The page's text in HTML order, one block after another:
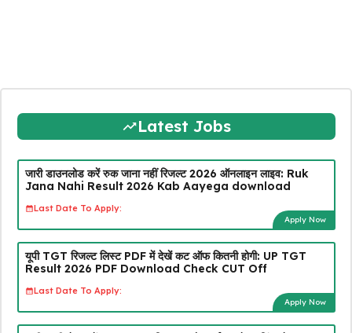
Latest Jobs
जारी डाउनलोड करें रुक जाना नहीं रिजल्ट 2026 ऑनलाइन लाइव: Ruk
Jana Nahi Result 2026 Kab Aayega download
Last Date To Apply:
Apply Now
यूपी TGT रिजल्ट लिस्ट PDF में देखें कट ऑफ कितनी होगी: UP TGT
Result 2026 PDF Download Check CUT Off
Last Date To Apply:
Apply Now